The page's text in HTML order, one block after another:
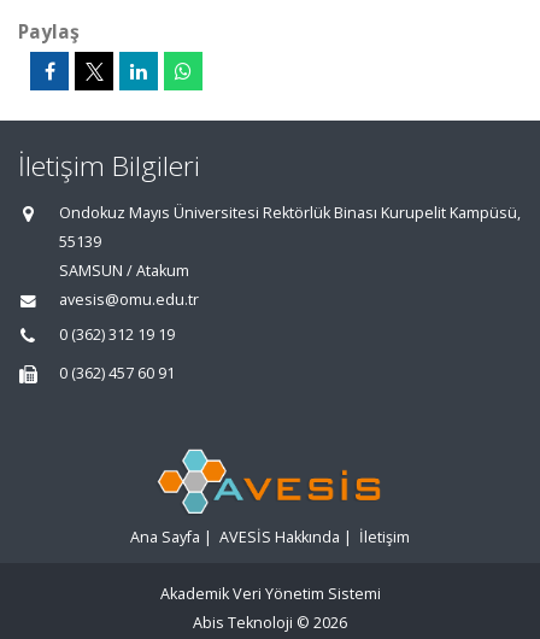
Paylaş
İletişim Bilgileri
Ondokuz Mayıs Üniversitesi Rektörlük Binası Kurupelit Kampüsü,
55139
SAMSUN / Atakum
avesis@omu.edu.tr
0 (362) 312 19 19
0 (362) 457 60 91
Ana Sayfa | AVESİS Hakkında | İletişim
Akademik Veri Yönetim Sistemi
Abis Teknoloji © 2026